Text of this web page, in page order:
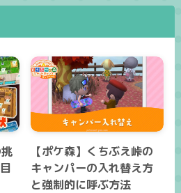
【ポケ森】くちぶえ峠の
キャンパーの入れ替え方
と強制的に呼ぶ方法